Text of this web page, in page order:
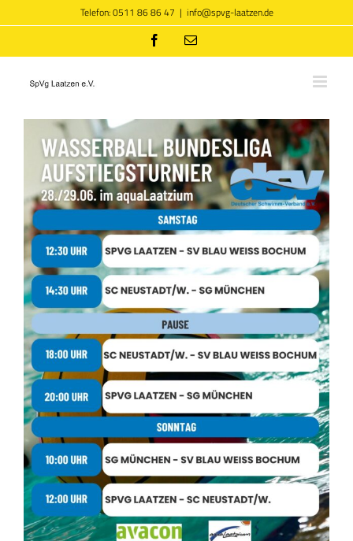
Inhalt
Telefon: 0511 86 86 47 | info@spvg-laatzen.de
Facebook
E-
grösseres